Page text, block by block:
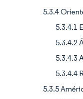
5.3.4
5.3.4.1
5.3.4.2
5.3.4.3
5.3.4.4
5.3.5